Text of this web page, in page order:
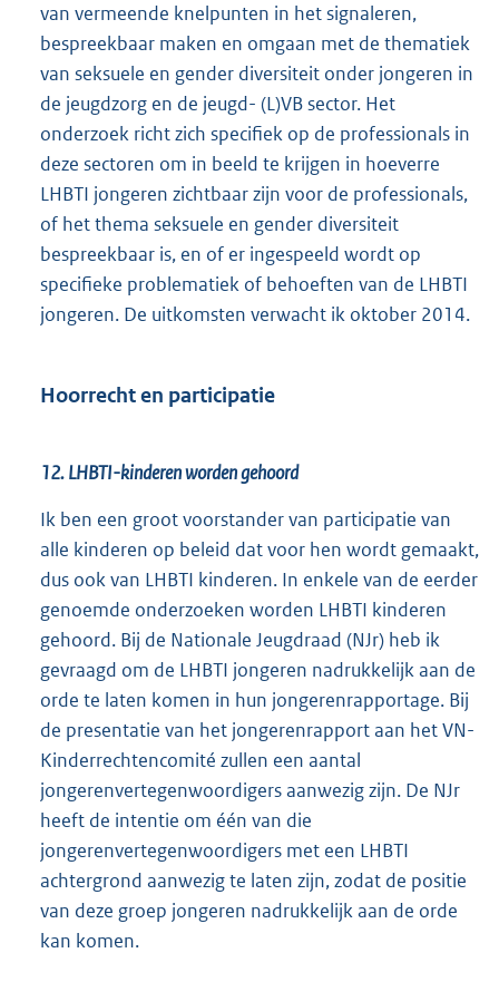
van vermeende knelpunten in het signaleren,
bespreekbaar maken en omgaan met de thematiek
van seksuele en gender diversiteit onder jongeren in
de jeugdzorg en de jeugd- (L)VB sector. Het
onderzoek richt zich specifiek op de professionals in
deze sectoren om in beeld te krijgen in hoeverre
LHBTI jongeren zichtbaar zijn voor de professionals,
of het thema seksuele en gender diversiteit
bespreekbaar is, en of er ingespeeld wordt op
specifieke problematiek of behoeften van de LHBTI
jongeren. De uitkomsten verwacht ik oktober 2014.
Hoorrecht en participatie
12. LHBTI-kinderen worden gehoord
Ik ben een groot voorstander van participatie van
alle kinderen op beleid dat voor hen wordt gemaakt,
dus ook van LHBTI kinderen. In enkele van de eerder
genoemde onderzoeken worden LHBTI kinderen
gehoord. Bij de Nationale Jeugdraad (NJr) heb ik
gevraagd om de LHBTI jongeren nadrukkelijk aan de
orde te laten komen in hun jongerenrapportage. Bij
de presentatie van het jongerenrapport aan het VN-
Kinderrechtencomité zullen een aantal
jongerenvertegenwoordigers aanwezig zijn. De NJr
heeft de intentie om één van die
jongerenvertegenwoordigers met een LHBTI
achtergrond aanwezig te laten zijn, zodat de positie
van deze groep jongeren nadrukkelijk aan de orde
kan komen.